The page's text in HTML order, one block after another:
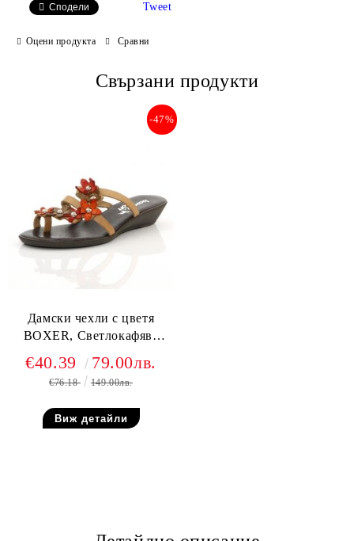
Сподели Tweet
Оцени продукта Сравни
Свързани продукти
Дамски чехли с цветя
BOXER, Светлокафява
-47%
€40.39 79.00лв.
€76.18 149.00лв.
Виж детайли